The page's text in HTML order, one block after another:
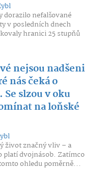
dorazilo nefalšované
v posledních dnech
hranici 25 stupňů
nejsou nadšeni
nás čeká o
slzou v oku
na loňské
život značný vliv – a
platí dvojnásob. Zatímco
ohledu poměrně...